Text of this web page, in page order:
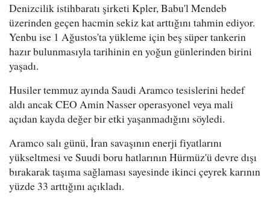
Denizcilik istihbaratı şirketi Kpler, Babu'l Mendeb
üzerinden geçen hacmin sekiz kat arttığını tahmin ediyor.
Yenbu ise 1 Ağustos'ta yükleme için beş süper tankerin
hazır bulunmasıyla tarihinin en yoğun günlerinden birini
yaşadı.
Husiler temmuz ayında Saudi Aramco tesislerini hedef
aldı ancak CEO Amin Nasser operasyonel veya mali
açıdan kayda değer bir etki yaşanmadığını söyledi.
Aramco salı günü, İran savaşının enerji fiyatlarını
yükseltmesi ve Suudi boru hatlarının Hürmüz'ü devre dışı
bırakarak taşıma sağlaması sayesinde ikinci çeyrek karının
yüzde 33 arttığını açıkladı.